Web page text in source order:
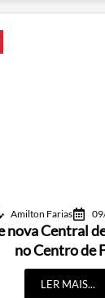
Amilton Farias
nova Central
no Centro de
LER MAIS...